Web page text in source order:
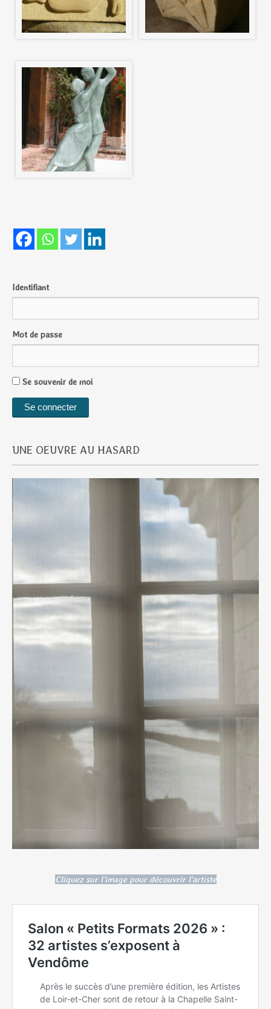
Identifiant
Mot de passe
Se souvenir de moi
UNE OEUVRE AU HASARD
Cliquez sur l'image pour découvrir l'artiste